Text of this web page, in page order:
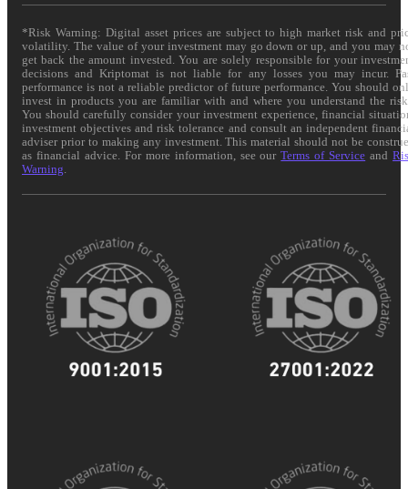
*Risk Warning: Digital asset prices are subject to high market risk and
volatility. The value of your investment may go down or up, and you may
get back the amount invested. You are solely responsible for your
decisions and Kriptomat is not liable for any losses you may incur.
performance is not a reliable predictor of future performance. You should
invest in products you are familiar with and where you understand the
You should carefully consider your investment experience, financial
investment objectives and risk tolerance and consult an independent
adviser prior to making any investment. This material should not be
as financial advice. For more information, see ourTerms of Service and
Warning